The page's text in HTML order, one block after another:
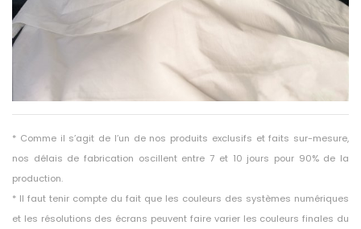
* Comme il s’agit de l’un de nos produits exclusifs et faits sur-mesure,
nos délais de fabrication oscillent entre 7 et 10 jours pour 90% de la
production.
* Il faut tenir compte du fait que les couleurs des systèmes numériques
et les résolutions des écrans peuvent faire varier les couleurs finales du